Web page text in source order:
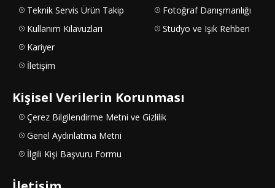
Teknik Servis Ürün Takip
Kullanım Kılavuzları
Kariyer
İletişim
Fotoğraf Danışmanlığı
Stüdyo ve Işık Rehberi
Kişisel Verilerin Korunması
Çerez Bilgilendirme Metni ve Gizlilik
Genel Aydınlatma Metni
İlgili Kişi Başvuru Formu